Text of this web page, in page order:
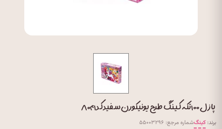
پازل ۱۰۰ تکه کینگ طرح یونیکورن سفید کد ۸۰۴۱
برند: کینگشماره مرجع: ۵۵۰۰۳۲۹۶